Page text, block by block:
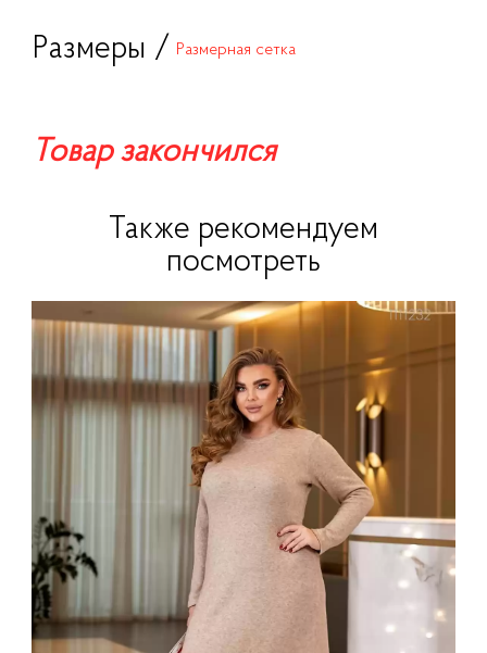
Размеры / Размерная сетка
Товар закончился
Также рекомендуем
посмотреть